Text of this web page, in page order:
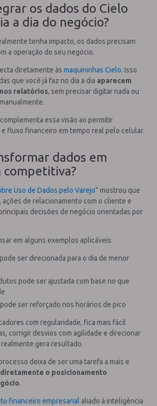
os dados do Cielo
a dia do negócio?
tenha impacto, os dados precisam
a operação do seu negócio.
diretamente às maquininhas Cielo. Isso
que você já faz no dia a dia aparecem
relatórios, sem precisar digitar nada ou
complementa essa visão ao permitir
e fluxo financeiro em tempo real pelo celular.
dados em
competitiva?
Uso de Dados pelo Varejo” mostrou que
ações de relacionamento com o cliente e
decisões de negócio orientadas por
em alguns exemplos aplicáveis:
ser direcionada para o dia de menor
pode ser ajustada com base no que
ser reforçado nos horários de pico
com regularidade, fica mais fácil
corrigir desvios com agilidade e direcionar
gera resultado.
deixa de ser uma tarefa a mais e
o posicionamento
.
financeiro empresarial aliado à inteligência